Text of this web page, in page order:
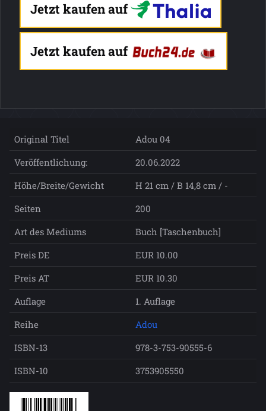
Jetzt kaufen auf
Jetzt kaufen auf
Original Titel
Adou 04
Veröffentlichung:
20.06.2022
Höhe/Breite/Gewicht
H 21 cm / B 14,8 cm / -
Seiten
200
Art des Mediums
Buch [Taschenbuch]
Preis DE
EUR 10.00
Preis AT
EUR 10.30
Auflage
1. Auflage
Reihe
Adou
ISBN-13
978-3-753-90555-6
ISBN-10
3753905550